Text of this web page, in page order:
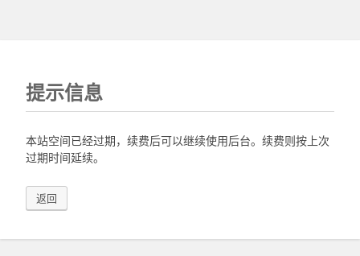
提示信息
本站空间已经过期，续费后可以继续使用后台。续费则按上次
过期时间延续。
返回